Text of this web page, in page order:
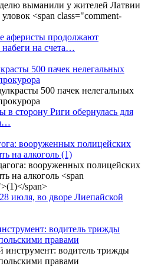
аферисты продолжают
на счета…
500 пачек нелегальных
в сторону Риги обернулась для
вооруженных полицейских
на алкоголь (1)
июля, во дворе Лиепайской
водитель трижды
правами